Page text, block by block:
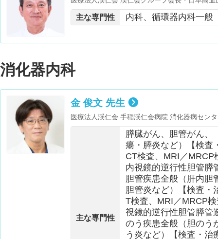
名誉専門医
主な専門性 内科、循環器内科一般
消化器内科
金 俊文 先生
医療法人渓仁会 手稲渓仁会病院 消化器病セン
主な専門性
膵臓がん、胆管がん、
瘍・膵炎など）【検査
CT検査、MRI／
内視鏡的逆行性胆管膵
胆管疾患全般（肝内胆
胆管炎など）【検査・
T検査、MRI／MRCP
視鏡的逆行性胆管膵管
のう疾患全般（胆のう
う炎など）【検査・治